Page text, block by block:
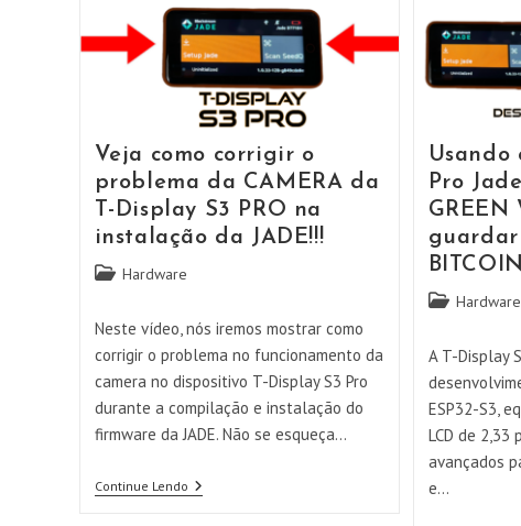
Veja como corrigir o
problema da CAMERA da
T-Display S3 PRO na
instalação da JADE!!!
Categoria
post:
Hardware
Neste vídeo, nós iremos mostrar como
corrigir o problema no funcionamento da
camera no dispositivo T-Display S3 Pro
durante a compilação e instalação do
firmware da JADE. Não se esqueça…
Continue LendoVeja
Usando
Pro
guardar
Categoria
post:
Hardware
A T-Display
ESP32-S3,
LCD de 2,33
avançados
e…